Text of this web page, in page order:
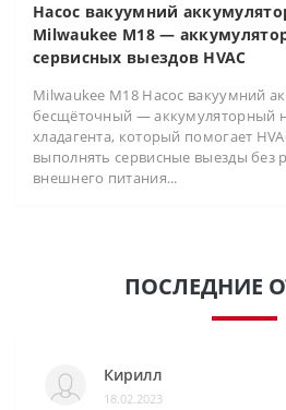
Насос вакуумний
Milwaukee M18 —
сервисных выездов HVAC
Milwaukee M18 Насос вакуумний
бесщёточный — аккумуляторный
хладагента, который помогает
выполнять сервисные выезды без
внешнего питания...
ПОСЛЕДНИЕ
Кирилл
18.02.2023